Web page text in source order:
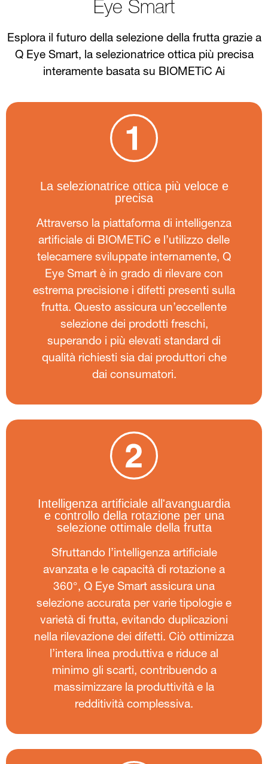
Eye Smart
Esplora il futuro della selezione della frutta grazie a
Q Eye Smart, la selezionatrice ottica più precisa
interamente basata su BIOMETiC Ai
La selezionatrice ottica più veloce e
precisa
Attraverso la piattaforma di intelligenza
artificiale di BIOMETiC e l’utilizzo delle
telecamere sviluppate internamente, Q
Eye Smart è in grado di rilevare con
estrema precisione i difetti presenti sulla
frutta. Questo assicura un’eccellente
selezione dei prodotti freschi,
superando i più elevati standard di
qualità richiesti sia dai produttori che
dai consumatori.
Intelligenza artificiale all'avanguardia
e controllo della rotazione per una
selezione ottimale della frutta
Sfruttando l’intelligenza artificiale
avanzata e le capacità di rotazione a
360°, Q Eye Smart assicura una
selezione accurata per varie tipologie e
varietà di frutta, evitando duplicazioni
nella rilevazione dei difetti. Ciò ottimizza
l’intera linea produttiva e riduce al
minimo gli scarti, contribuendo a
massimizzare la produttività e la
redditività complessiva.